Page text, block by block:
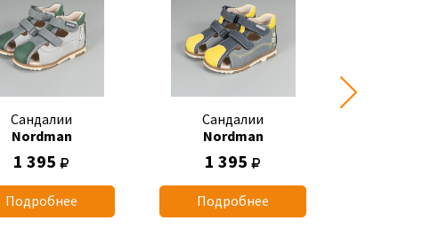
Сандалии
Nordman
1 395
Подробнее
Сандалии
Nordman
1 395
Подробнее